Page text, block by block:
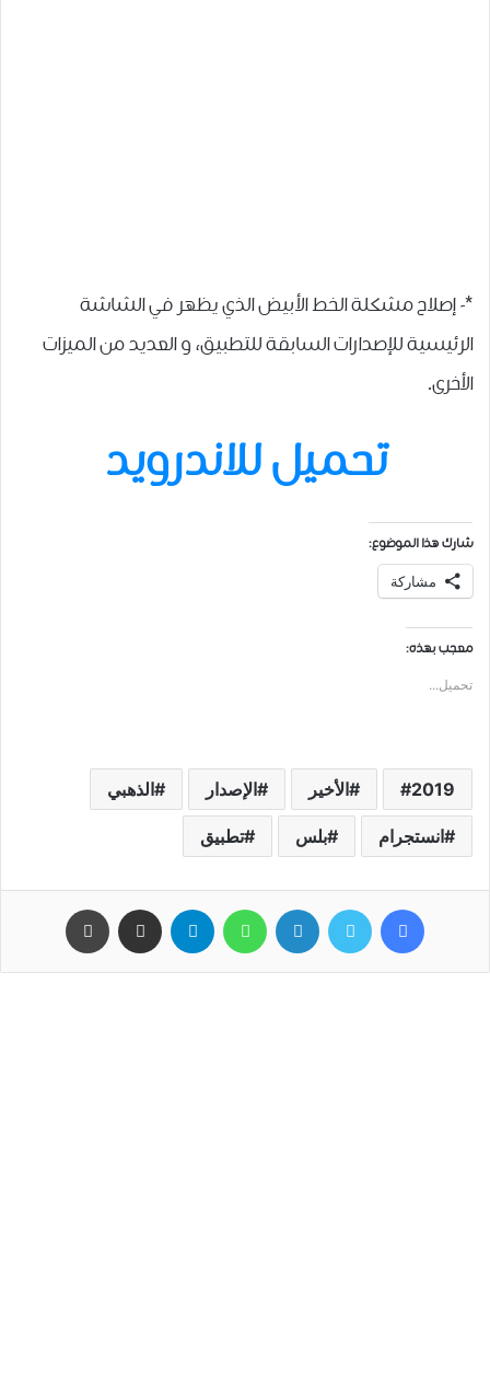
*- إصلاح مشكلة ﺍﻟﺨﻂ ﺍﻷﺑﻴﺾ ﺍﻟﺬﻱ ﻳﻈﻬﺮ ﻓﻲ ﺍﻟﺸﺎﺷﺔ
ﺍﻟﺮﺋﻴﺴﻴﺔ للإصدارات السابقة للتطبيق، و العديد من الميزات
الأخرى.
تحميل للاندرويد
شارك هذا الموضوع:
مشاركة
معجب بهذه:
تحميل...
2019 الأخير الإصدار الذهبي
انستجرام بلس تطبيق
فيسبوك تويتر لينكدإن واتساب تيلقرام مشاركة عبر البريد